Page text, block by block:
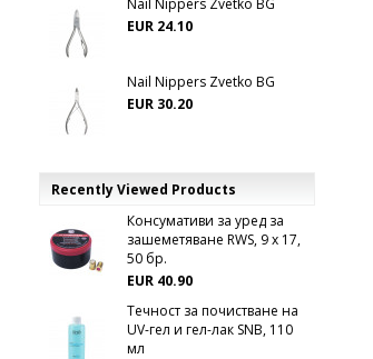
Nail Nippers Zvetko BG
EUR 24.10
Nail Nippers Zvetko BG
EUR 30.20
Recently Viewed Products
Консумативи за уред за
зашеметяване RWS, 9 x 17,
50 бр.
EUR 40.90
Течност за почистване на
UV-гел и гел-лак SNB, 110
мл